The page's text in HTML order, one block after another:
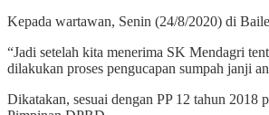
Kepada wartawan, Senin (24/8/2020) di
“Jadi setelah kita menerima SK Mendagri
dilakukan proses pengucapan sumpah janji
Dikatakan, sesuai dengan PP 12 tahun 2018